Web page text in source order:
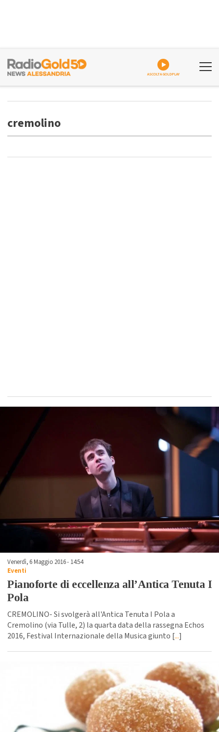
ASCOLTA GOLDPLAY
cremolino
Venerdì, 6 Maggio 2016 - 14:54
Eventi
Pianoforte di eccellenza all’Antica Tenuta I
Pola
CREMOLINO- Si svolgerà all'Antica Tenuta I Pola a
Cremolino (via Tulle, 2) la quarta data della rassegna Echos
2016, Festival Internazionale della Musica giunto [...]